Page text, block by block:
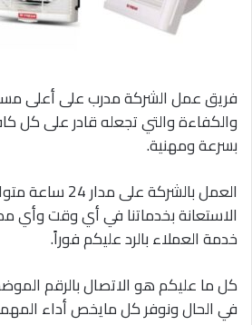
فريق عمل الشركة مدرب على أعلى
والكفاءة والتي تجعله قادر على كل
بسرعة ومهنية.
العمل بالشركة
الاستعانة بخدماتنا في أي وقت
خدمة العملاء بالرد عليكم فوراً.
كل ما عليكم هو الاتصال بالرقم
في الحال ونوفر كل مايخص أداء